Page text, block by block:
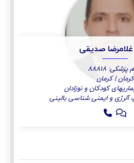
صدیقی
پزشکی: 88818
کرمان | کرمان
کودکان و نوزادان
و ایمنی شناسی بالینی